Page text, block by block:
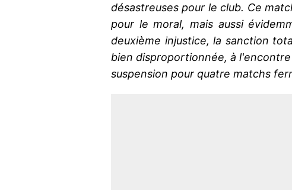
désastreuses pour le club. Ce
pour le moral, mais aussi
deuxième injustice, la sanction
bien disproportionnée, à
suspension pour quatre matchs